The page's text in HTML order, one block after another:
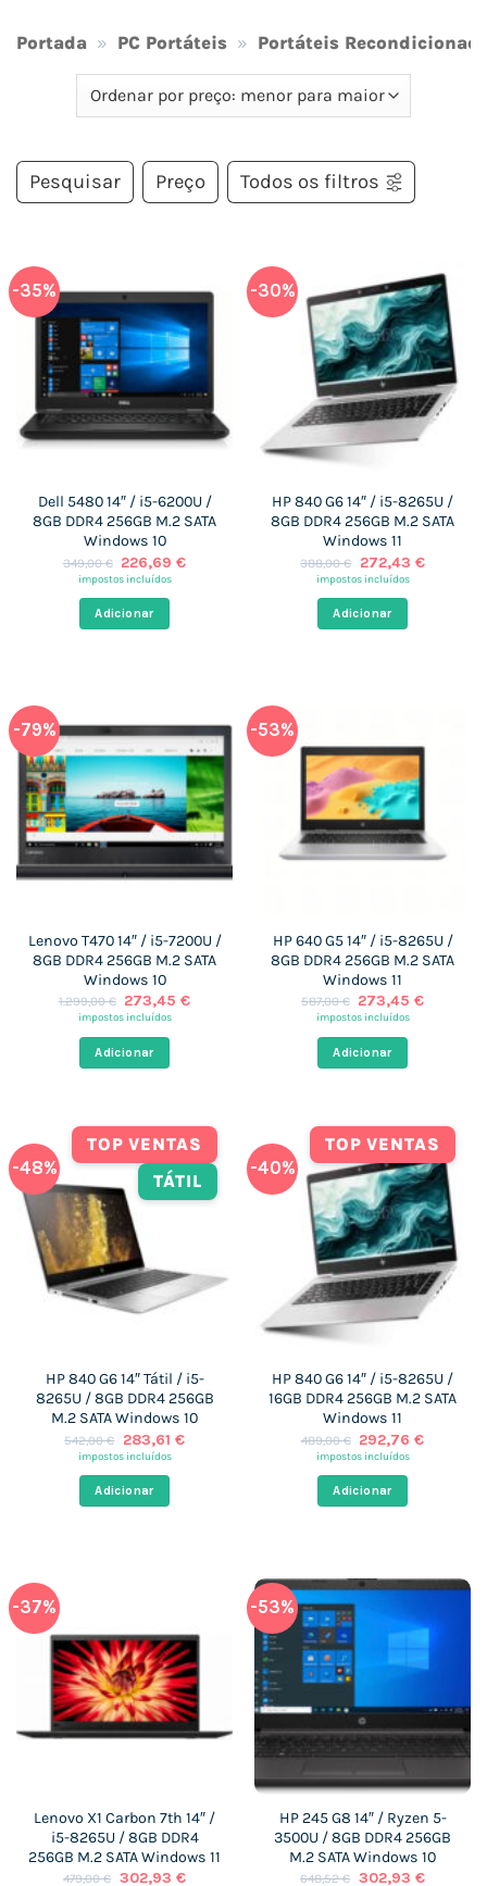
Portada » PC Portáteis » Portáteis
Pesquisar Preço Todos os filtros
-35%
Dell 5480 14″ / i5-6200U /
8GB DDR4 256GB M.2 SATA
Windows 10
349,00€ O
preço
era:
349,00 €.
226,69€O
impostos incluídos
Adicionar
-30%
HP 840 G6 14″ / i5-8265U /
8GB DDR4 256GB M.2 SATA
Windows 11
388,00€
O
preço
era:
388,00 €.
272,43 €O
impostos incluídos
Adicionar
-79%
Lenovo T470 14″ / i5-7200U /
8GB DDR4 256GB M.2 SATA
Windows 10
1.299,00€ O
preço
era:
1.299,00 €.
273,45€O
impostos incluídos
Adicionar
-53%
HP 640 G5 14″ / i5-8265U /
8GB DDR4 256GB M.2 SATA
Windows 11
587,00€ O
preço
era:
587,00 €.
273,45€O
impostos incluídos
Adicionar
-48%
TOP VENTAS
TÁTIL
HP 840 G6 14″ Tátil / i5-
8265U / 8GB DDR4 256GB
M.2 SATA Windows 10
542,00€
O
preço
era:
542,00 €.
283,61 €O
impostos incluídos
Adicionar
-40%
TOP VENTAS
HP 840 G6 14″ / i5-8265U /
16GB DDR4 256GB M.2 SATA
Windows 11
489,00€ O
preço
era:
489,00 €.
292,76€O
impostos incluídos
Adicionar
-37%
Lenovo X1 Carbon 7th 14″ /
i5-8265U / 8GB DDR4
256GB M.2 SATA Windows 11
479,00€ O
302,93 €O
-53%
HP 245 G8 14″ / Ryzen 5-
3500U / 8GB DDR4 256GB
M.2 SATA Windows 10
648,52€ O
302,93 €O